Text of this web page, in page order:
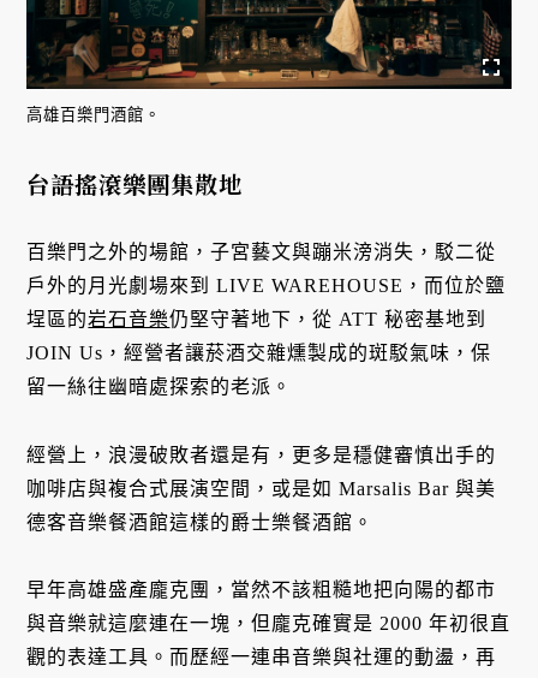
高雄百樂門酒館。
台語搖滾樂團集散地
百樂門之外的場館，子宮藝文與蹦米滂消失，駁二從
戶外的月光劇場來到 LIVE WAREHOUSE，而位於鹽
埕區的岩石音樂仍堅守著地下，從 ATT 秘密基地到
JOIN Us，經營者讓菸酒交雜燻製成的斑駁氣味，保
留一絲往幽暗處探索的老派。
經營上，浪漫破敗者還是有，更多是穩健審慎出手的
咖啡店與複合式展演空間，或是如 Marsalis Bar 與美
德客音樂餐酒館這樣的爵士樂餐酒館。
早年高雄盛產龐克團，當然不該粗糙地把向陽的都市
與音樂就這麼連在一塊，但龐克確實是 2000 年初很直
觀的表達工具。而歷經一連串音樂與社運的動盪，再